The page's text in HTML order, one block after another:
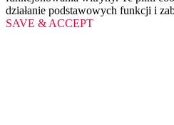
działanie podstawowych funkcji i
SAVE & ACCEPT